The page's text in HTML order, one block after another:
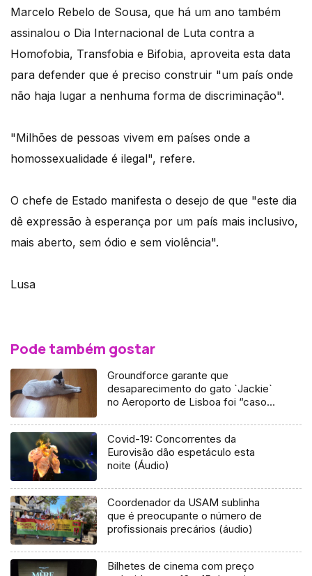
Marcelo Rebelo de Sousa, que há um ano também
assinalou o Dia Internacional de Luta contra a
Homofobia, Transfobia e Bifobia, aproveita esta data
para defender que é preciso construir "um país onde
não haja lugar a nenhuma forma de discriminação".
"Milhões de pessoas vivem em países onde a
homossexualidade é ilegal", refere.
O chefe de Estado manifesta o desejo de que "este dia
dê expressão à esperança por um país mais inclusivo,
mais aberto, sem ódio e sem violência".
Lusa
Pode também gostar
Groundforce garante que
desaparecimento do gato `Jackie`
no Aeroporto de Lisboa foi “caso
Covid-19: Concorrentes da
Eurovisão dão espetáculo esta
noite (Áudio)
Coordenador da USAM sublinha
que é preocupante o número de
profissionais precários (áudio)
Bilhetes de cinema com preço